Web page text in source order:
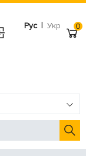
Рус | Укр 0